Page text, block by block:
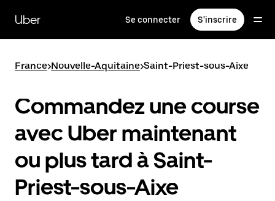
contenu
principal
Uber Se connecter S'inscrire
France>Nouvelle-Aquitaine>Saint-Priest-sous-Aixe
Commandez une course
avec Uber maintenant
ou plus tard à Saint-
Priest-sous-Aixe